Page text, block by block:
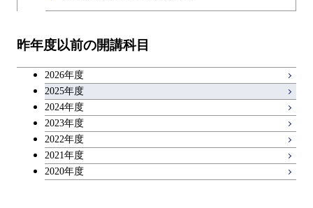
昨年度以前の開講科目
2026年度
2025年度
2024年度
2023年度
2022年度
2021年度
2020年度